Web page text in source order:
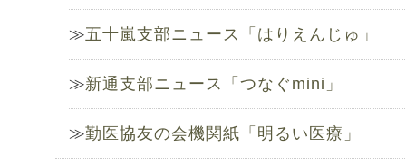
五十嵐支部ニュース「はりえんじゅ」
新通支部ニュース「つなぐmini」
勤医協友の会機関紙「明るい医療」